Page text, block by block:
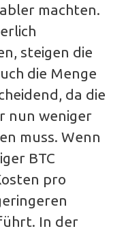
machten.
steigen die
die Menge
da die
nun weniger
muss. Wenn
BTC
pro
In der